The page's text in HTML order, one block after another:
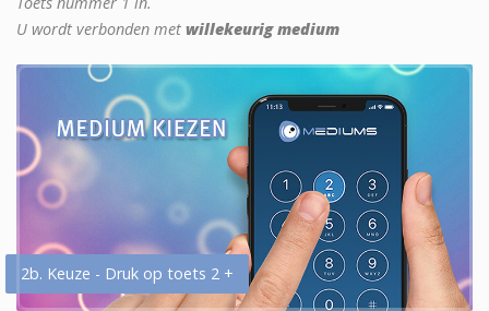
U wordt verbonden met willekeurig medium
2b. Keuze - Druk op toets 2 +